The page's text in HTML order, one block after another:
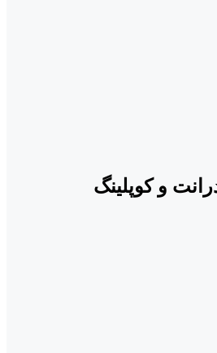
و کوپلینگ